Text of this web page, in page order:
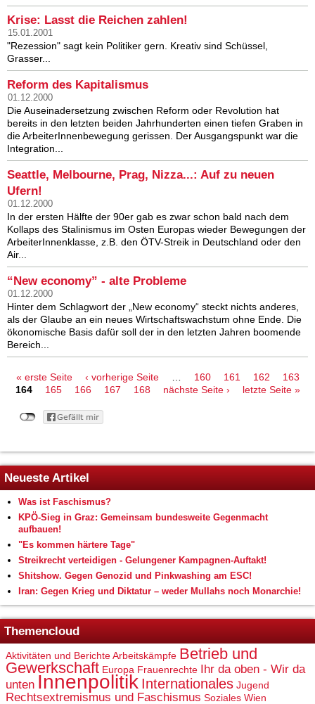
Krise: Lasst die Reichen zahlen!
15.01.2001
"Rezession" sagt kein Politiker gern. Kreativ sind Schüssel,
Grasser...
Reform des Kapitalismus
01.12.2000
Die Auseinadersetzung zwischen Reform oder Revolution hat
bereits in den letzten beiden Jahrhunderten einen tiefen Graben in
die ArbeiterInnenbewegung gerissen. Der Ausgangspunkt war die
Integration...
Seattle, Melbourne, Prag, Nizza...: Auf zu neuen
Ufern!
01.12.2000
In der ersten Hälfte der 90er gab es zwar schon bald nach dem
Kollaps des Stalinismus im Osten Europas wieder Bewegungen der
ArbeiterInnenklasse, z.B. den ÖTV-Streik in Deutschland oder den
Air...
“New economy” - alte Probleme
01.12.2000
Hinter dem Schlagwort der „New economy“ steckt nichts anderes,
als der Glaube an ein neues Wirtschaftswachstum ohne Ende. Die
ökonomische Basis dafür soll der in den letzten Jahren boomende
Bereich...
Seiten
« erste Seite ‹ vorherige Seite 160 161 162
163
164
165 166 167 168 nächste Seite › letzte Seite »
Neueste Artikel
Was ist Faschismus?
KPÖ-Sieg in Graz: Gemeinsam bundesweite Gegenmacht
aufbauen!
"Es kommen härtere Tage"
Streikrecht verteidigen - Gelungener Kampagnen-Auftakt!
Shitshow. Gegen Genozid und Pinkwashing am ESC!
Iran: Gegen Krieg und Diktatur – weder Mullahs noch Monarchie!
Themencloud
Aktivitäten und BerichteArbeitskämpfe Betrieb und
Gewerkschaft Europa Frauenrechte Ihr da oben - Wir da
unten Innenpolitik Internationales Jugend
Rechtsextremismus und Faschismus Soziales Wien